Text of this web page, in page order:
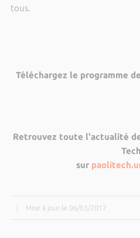
tous.
Téléchargez le programme
Retrouvez toute l'actualité
Tech
sur
Mise à jour le 06/03/2017